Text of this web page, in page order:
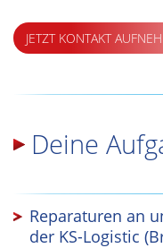
JETZT KONTAKT
Deine
Reparaturen an
der KS-Logistic